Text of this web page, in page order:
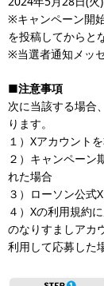
※キャンペーン開
を投稿してからと
※当選者通知メッ
■注意事項
次に当該する場合
ります。
１）Xアカウント
２）キャンペーン
れた場合
３）ローソン公式
４）Xの利用規約
のなりすましアカ
利用して応募した